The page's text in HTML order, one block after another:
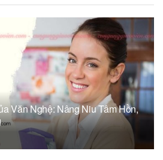
Văn Nghệ: Nâng Niu Tâm Hồn,